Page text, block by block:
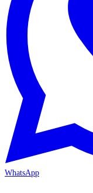
WhatsApp